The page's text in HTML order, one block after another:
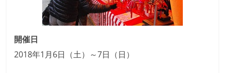
開催日
2018年1月6日（土）～7日（日）